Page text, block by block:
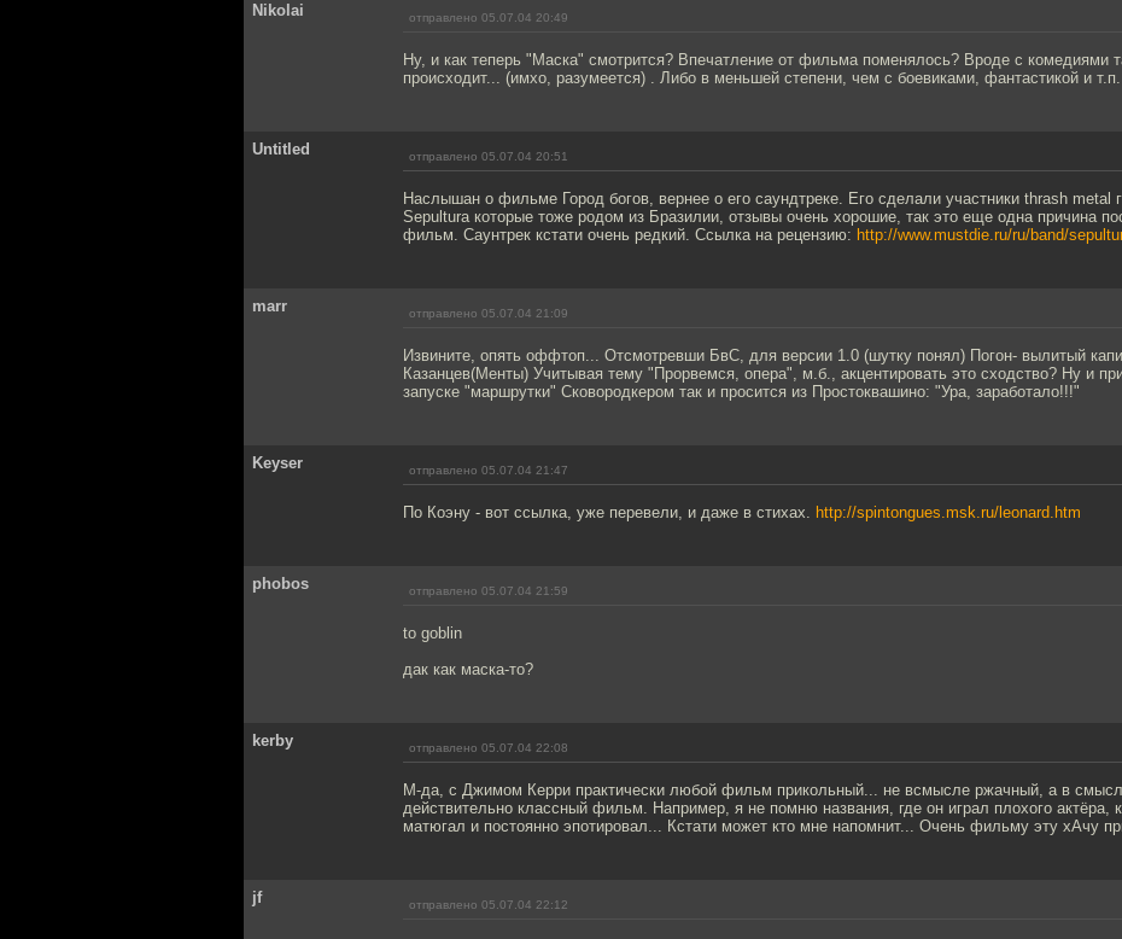
Nikolai отправлено 05.07.04 20:49
Ну, и как теперь "Маска" смотрится? Впечатление от фильма поменялось? Вроде с комедиями
происходит... (имхо, разумеется) . Либо в меньшей степени, чем с боевиками, фантастикой и
Untitled отправлено 05.07.04 20:51
Наслышан о фильме Город богов, вернее о его саундтреке. Его сделали участники thrash metal
Sepultura которые тоже родом из Бразилии, отзывы очень хорошие, так это еще одна причина
фильм. Саунтрек кстати очень редкий. Ссылка на рецензию: http://www.mustdie.ru/ru/band/
marr отправлено 05.07.04 21:09
Извините, опять оффтоп... Отсмотревши БвС, для версии 1.0 (шутку понял) Погон- вылитый
Казанцев(Менты) Учитывая тему "Прорвемся, опера", м.б., акцентировать это сходство? Ну и
запуске "маршрутки" Сковородкером так и просится из Простоквашино: "Ура, заработало!!!"
Keyser отправлено 05.07.04 21:47
По Коэну - вот ссылка, уже перевели, и даже в стихах. http://spintongues.msk.ru/leonard.htm
phobos отправлено 05.07.04 21:59
to goblin
дак как маска-то?
kerby отправлено 05.07.04 22:08
М-да, с Джимом Керри практически любой фильм прикольный... не всмысле ржачный, а в
действительно классный фильм. Например, я не помню названия, где он играл плохого актёра,
матюгал и постоянно эпотировал... Кстати может кто мне напомнит... Очень фильму эту хАчу
jf отправлено 05.07.04 22:12